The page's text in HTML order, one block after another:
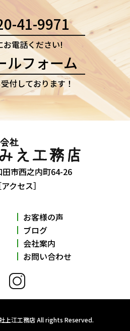
41-9971
お電話ください!
ルフォーム
付しております！
田市西之内町64-26
アクセス］
お客様の声
ブログ
会社案内
お問い合わせ
上江工務店 All rights Reserved.